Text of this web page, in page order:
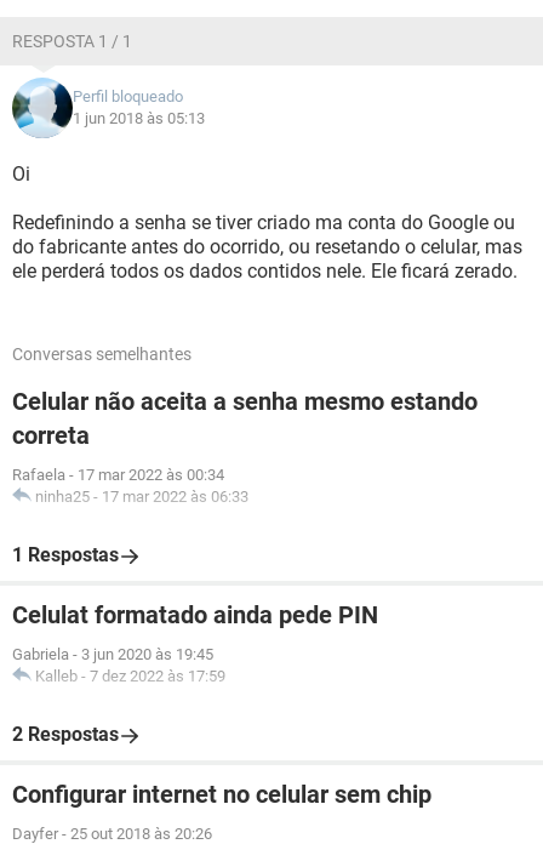
RESPOSTA 1 / 1
Perfil bloqueado
1 jun 2018 às 05:13
Oi
Redefinindo a senha se tiver criado ma conta do Google ou
do fabricante antes do ocorrido, ou resetando o celular, mas
ele perderá todos os dados contidos nele. Ele ficará zerado.
Conversas semelhantes
Celular não aceita a senha mesmo estando
correta
Rafaela - 17 mar 2022 às 00:34
ninha25 - 17 mar 2022 às 06:33
1 Respostas
Celulat formatado ainda pede PIN
Gabriela - 3 jun 2020 às 19:45
Kalleb - 7 dez 2022 às 17:59
2 Respostas
Configurar internet no celular sem chip
Dayfer - 25 out 2018 às 20:26